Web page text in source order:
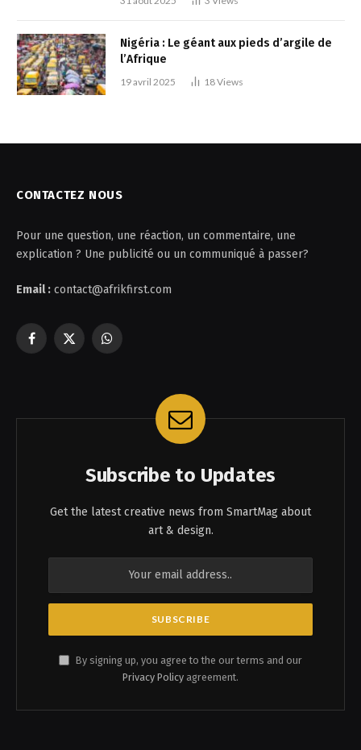
Nigéria : Le géant aux pieds d’argile de
l’Afrique
19 avril 2025 18Views
CONTACTEZ NOUS
Pour une question, une réaction, un commentaire, une
explication ? Une publicité ou un communiqué à passer?
Email : contact@afrikfirst.com
Facebook
X
WhatsApp
Subscribe to Updates
Get the latest creative news from SmartMag about
art & design.
By signing up, you agree to the our terms and our
Privacy Policy agreement.